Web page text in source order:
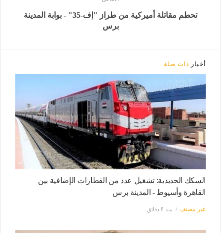
تحطم مقاتلة أميركية من طراز "إف-35" - بوابة المدينة
برس
أخبار ذات صلة
السكك الحديدية: تشغيل عدد من القطارات الإضافية بين
القاهرة وأسيوط - المدينة برس
غير مصنف منذ 8 دقائق